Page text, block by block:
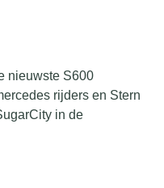
nieuwste S600
rijders en Stern
in de